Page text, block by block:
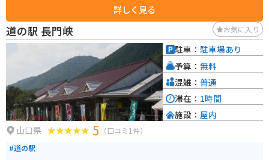
詳しく見る
道の駅 長門峡 お気に入り
山口県 5 （口コミ1件）
#道の駅
駐車： 駐車場あり
予算： 無料
混雑： 普通
滞在： 1時間
施設： 屋内